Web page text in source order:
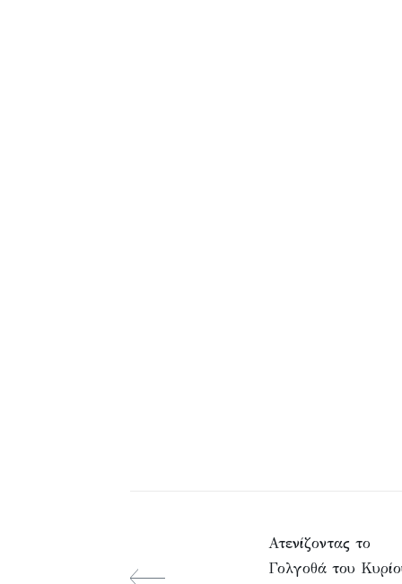
Ατενίζοντας το
Γολγοθά του